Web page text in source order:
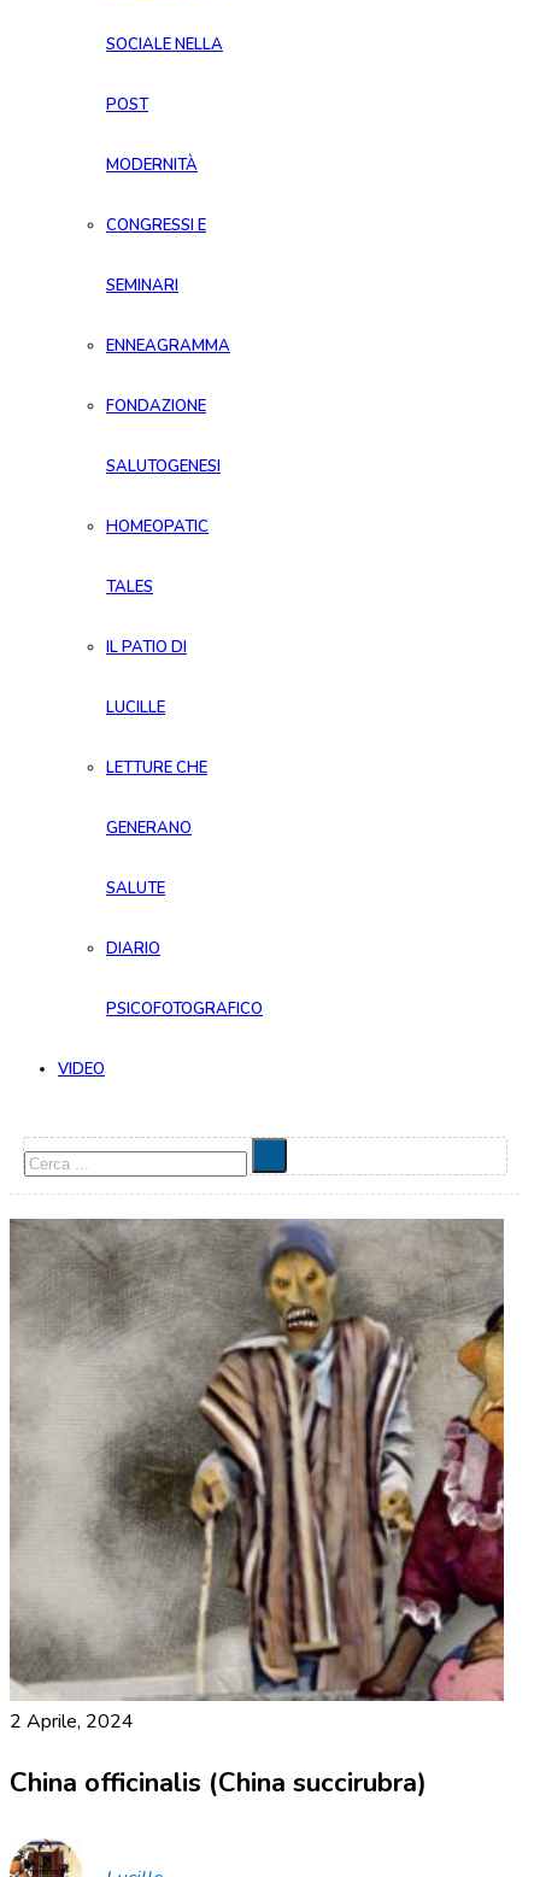
SOCIALE NELLA
POST
MODERNITÀ
CONGRESSI E
SEMINARI
ENNEAGRAMMA
FONDAZIONE
SALUTOGENESI
HOMEOPATIC
TALES
IL PATIO DI
LUCILLE
LETTURE CHE
GENERANO
SALUTE
DIARIO
PSICOFOTOGRAFICO
VIDEO
Cerca
2 Aprile, 2024
China officinalis (China succirubra)